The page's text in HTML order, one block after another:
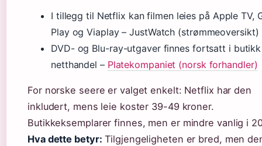
I tillegg til Netflix kan filmen leies på Apple TV,
Play og Viaplay – JustWatch (strømmeoversikt)
DVD- og Blu-ray-utgaver finnes fortsatt i
netthandel – Platekompaniet (norsk forhandler)
For norske seere er valget enkelt: Netflix har den
inkludert, mens leie koster 39-49 kroner.
Butikkeksemplarer finnes, men er mindre vanlig i
Hva dette betyr: Tilgjengeligheten er bred, men